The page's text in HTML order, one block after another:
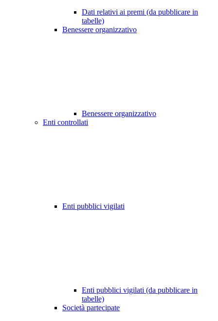
Dati relativi ai premi (da pubblicare in
tabelle)
Benessere organizzativo
Benessere organizzativo
Enti controllati
Enti pubblici vigilati
Enti pubblici vigilati (da pubblicare in
tabelle)
Società partecipate